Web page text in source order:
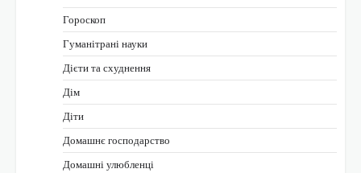
Гороскоп
Гуманітрані науки
Дієти та схуднення
Дім
Діти
Домашнє господарство
Домашні улюбленці